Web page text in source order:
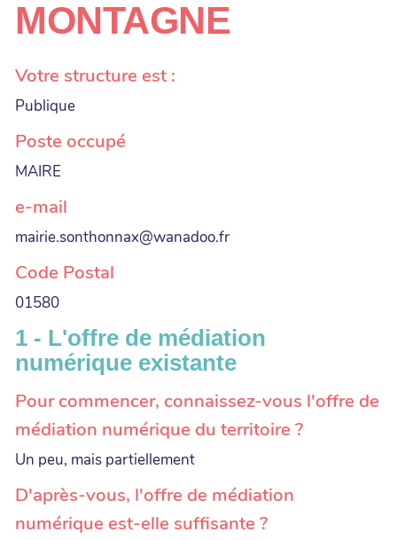
MONTAGNE
Votre structure est :
Publique
Poste occupé
MAIRE
e-mail
mairie.sonthonnax@wanadoo.fr
Code Postal
01580
1 - L'offre de médiation
numérique existante
Pour commencer, connaissez-vous l'offre de
médiation numérique du territoire ?
Un peu, mais partiellement
D'après-vous, l'offre de médiation
numérique est-elle suffisante ?